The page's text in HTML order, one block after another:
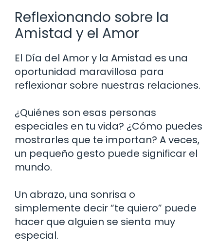
Reflexionando sobre la
Amistad y el Amor
El Día del Amor y la Amistad es una
oportunidad maravillosa para
reflexionar sobre nuestras relaciones.
¿Quiénes son esas personas
especiales en tu vida? ¿Cómo puedes
mostrarles que te importan? A veces,
un pequeño gesto puede significar el
mundo.
Un abrazo, una sonrisa o
simplemente decir “te quiero” puede
hacer que alguien se sienta muy
especial.